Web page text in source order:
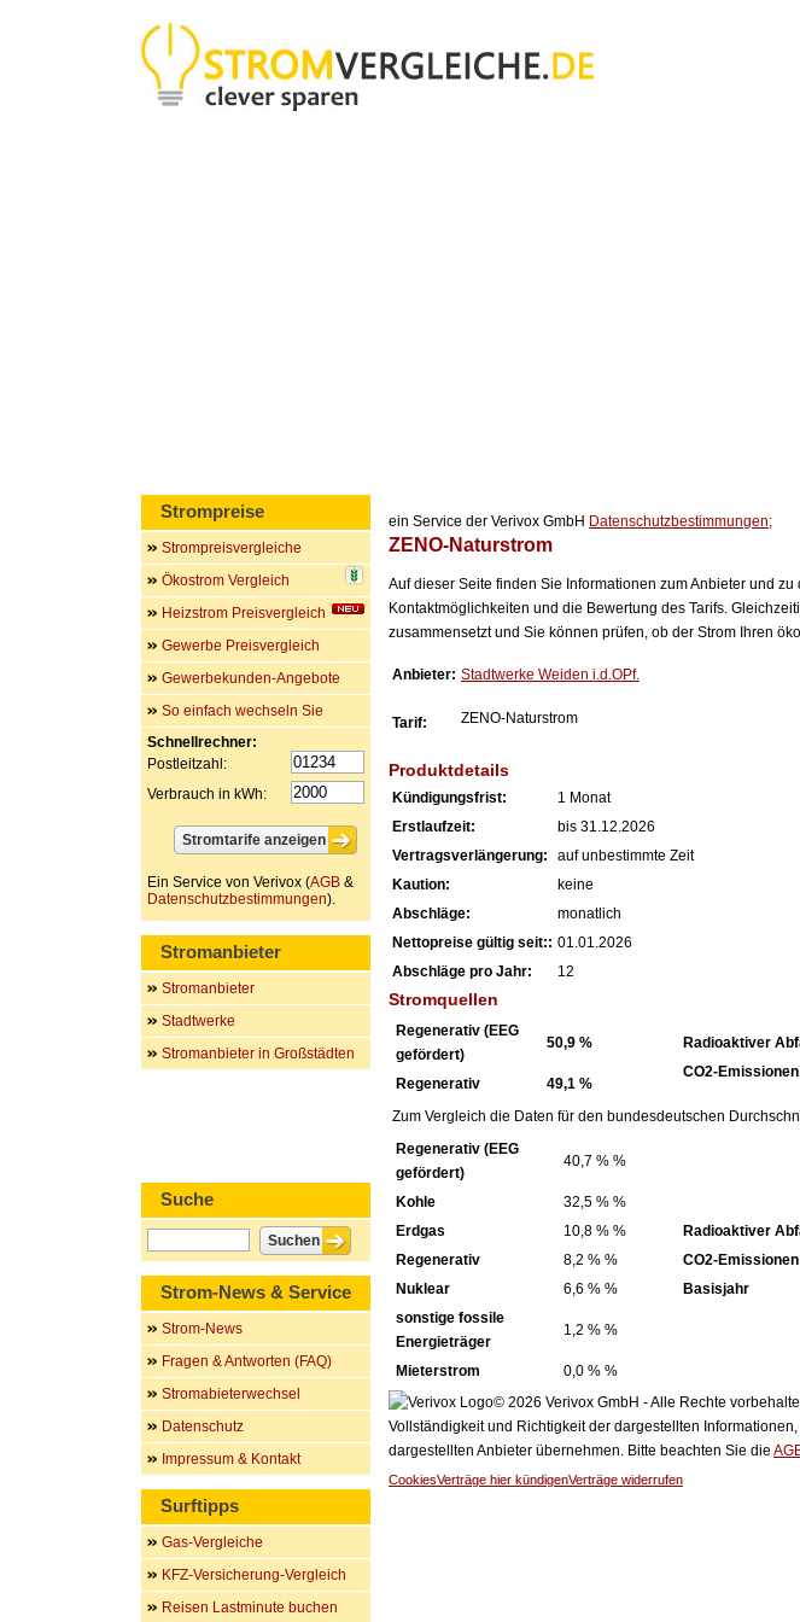
ein Service der Verivox GmbH Datenschutzbestimmungen;
ZENO-Naturstrom
Auf dieser Seite finden Sie Informationen zum Anbieter und
Kontaktmöglichkeiten und die Bewertung des Tarifs.
zusammensetzt und Sie können prüfen, ob der Strom Ihren
Anbieter: Stadtwerke Weiden i.d.OPf.
Tarif: ZENO-Naturstrom
Produktdetails
Kündigungsfrist:
1 Monat
Erstlaufzeit:
bis 31.12.2026
Vertragsverlängerung:
auf unbestimmte Zeit
Kaution:
keine
Abschläge:
monatlich
Nettopreise gültig seit:: 01.01.2026
Abschläge pro Jahr:
12
Stromquellen
Regenerativ (EEG
gefördert)
50,9 %
Regenerativ 49,1 %
Radioaktiver
CO2-Emissionen
Zum Vergleich die Daten für den bundesdeutschen
Regenerativ (EEG
gefördert)
40,7 % %
Kohle
32,5 % %
Erdgas
10,8 % %
Regenerativ
8,2 % %
Nuklear
6,6 % %
sonstige fossile
Energieträger
1,2 % %
Mieterstrom 0,0 % %
Radioaktiver
CO2-Emissionen
Basisjahr
© 2026 Verivox GmbH - Alle Rechte
Vollständigkeit und Richtigkeit der dargestellten
dargestellten Anbieter übernehmen. Bitte beachten Sie die
CookiesVerträge hier kündigenVerträge widerrufen
Strompreise
Strompreisvergleiche
Ökostrom Vergleich
Heizstrom Preisvergleich
Gewerbe Preisvergleich
Gewerbekunden-Angebote
So einfach wechseln Sie
Schnellrechner:
Postleitzahl:
Verbrauch in kWh:
Ein Service von Verivox (AGB &
Datenschutzbestimmungen).
Stromanbieter
Stromanbieter
Stadtwerke
Stromanbieter in Großstädten
Suche
Strom-News & Service
Strom-News
Fragen & Antworten (FAQ)
Stromabieterwechsel
Datenschutz
Impressum & Kontakt
Surftipps
Gas-Vergleiche
KFZ-Versicherung-Vergleich
Reisen Lastminute buchen